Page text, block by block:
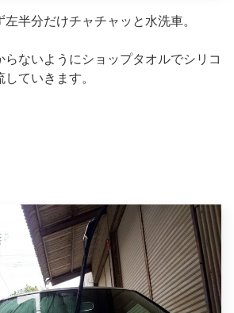
半分だけチャチャッと水洗車。
ないようにショップタオルでシリコ
ていきます。